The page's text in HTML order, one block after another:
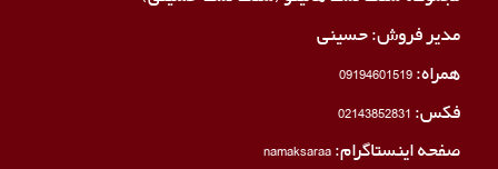
مدیر فروش: حسینی
همراه:09194601519
فکس:02143852831
صفحه اینستاگرام:namaksaraa